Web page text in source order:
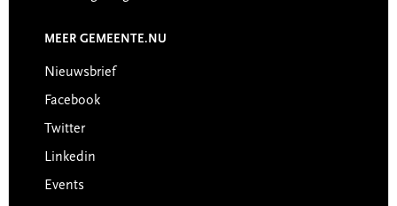
MEER GEMEENTE.NU
Nieuwsbrief
Facebook
Twitter
Linkedin
Events